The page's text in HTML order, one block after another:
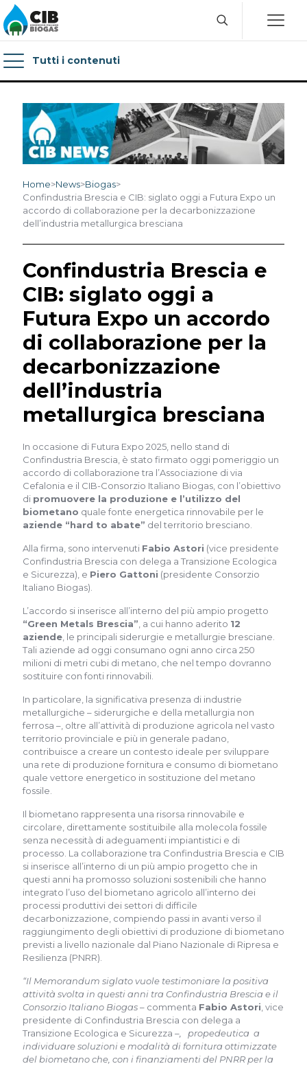
Tutti i contenuti
Home>News>Biogas>
Confindustria Brescia e CIB: siglato oggi a Futura Expo un
accordo di collaborazione per la decarbonizzazione
dell’industria metallurgica bresciana
Confindustria Brescia e
CIB: siglato oggi a
Futura Expo un accordo
di collaborazione per la
decarbonizzazione
dell’industria
metallurgica bresciana
In occasione di Futura Expo 2025, nello stand di
Confindustria Brescia, è stato firmato oggi pomeriggio un
accordo di collaborazione tra l’Associazione di via
Cefalonia e il CIB-Consorzio Italiano Biogas, con l’obiettivo
di promuovere la produzione e l’utilizzo del
biometano quale fonte energetica rinnovabile per le
aziende “hard to abate” del territorio bresciano.
Alla firma, sono intervenuti Fabio Astori (vice presidente
Confindustria Brescia con delega a Transizione Ecologica
e Sicurezza), e Piero Gattoni (presidente Consorzio
Italiano Biogas).
L’accordo si inserisce all’interno del più ampio progetto
“Green Metals Brescia”, a cui hanno aderito 12
aziende, le principali siderurgie e metallurgie bresciane.
Tali aziende ad oggi consumano ogni anno circa 250
milioni di metri cubi di metano, che nel tempo dovranno
sostituire con fonti rinnovabili.
In particolare, la significativa presenza di industrie
metallurgiche – siderurgiche e della metallurgia non
ferrosa –, oltre all’attività di produzione agricola nel vasto
territorio provinciale e più in generale padano,
contribuisce a creare un contesto ideale per sviluppare
una rete di produzione fornitura e consumo di biometano
quale vettore energetico in sostituzione del metano
fossile.
Il biometano rappresenta una risorsa rinnovabile e
circolare, direttamente sostituibile alla molecola fossile
senza necessità di adeguamenti impiantistici e di
processo. La collaborazione tra Confindustria Brescia e CIB
si inserisce all’interno di un più ampio progetto che in
questi anni ha promosso soluzioni sostenibili che hanno
integrato l’uso del biometano agricolo all’interno dei
processi produttivi dei settori di difficile
decarbonizzazione, compiendo passi in avanti verso il
raggiungimento degli obiettivi di produzione di biometano
previsti a livello nazionale dal Piano Nazionale di Ripresa e
Resilienza (PNRR).
“Il Memorandum siglato vuole testimoniare la positiva
attività svolta in questi anni tra Confindustria Brescia e il
Consorzio Italiano Biogas– commenta Fabio Astori, vice
presidente di Confindustria Brescia con delega a
Transizione Ecologica e Sicurezza –, propedeutica a
individuare soluzioni e modalità di fornitura ottimizzate
del biometano che, con i finanziamenti del PNRR per la